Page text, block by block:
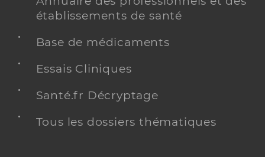
établissements de santé
Base de médicaments
Essais Cliniques
Santé.fr Décryptage
Tous les dossiers thématiques